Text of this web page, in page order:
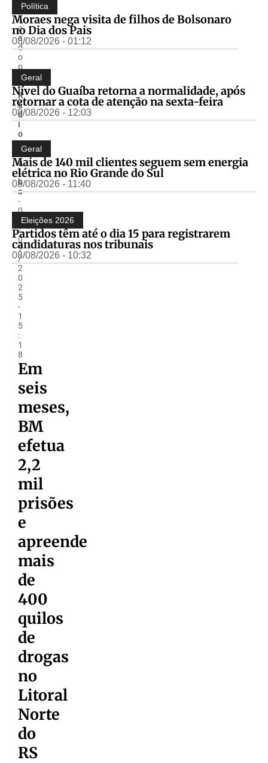
b
li
c
a
d
o
p
o
r
R
á
d
i
o
G
u
a
í
b
a
-
0
5
/
0
7
/
2
0
2
5
-
1
5
:
1
8
Em
seis
meses,
BM
efetua
2,2
mil
prisões
e
apreende
mais
de
400
quilos
de
drogas
no
Litoral
Norte
do
RS
Política
Moraes nega visita de filhos de Bolsonaro
no Dia dos Pais
08/08/2026 - 01:12
Geral
Nível do Guaíba retorna a normalidade, após
retornar a cota de atenção na sexta-feira
08/08/2026 - 12:03
Geral
Mais de 140 mil clientes seguem sem energia
elétrica no Rio Grande do Sul
08/08/2026 - 11:40
Eleições 2026
Partidos têm até o dia 15 para registrarem
candidaturas nos tribunais
08/08/2026 - 10:32